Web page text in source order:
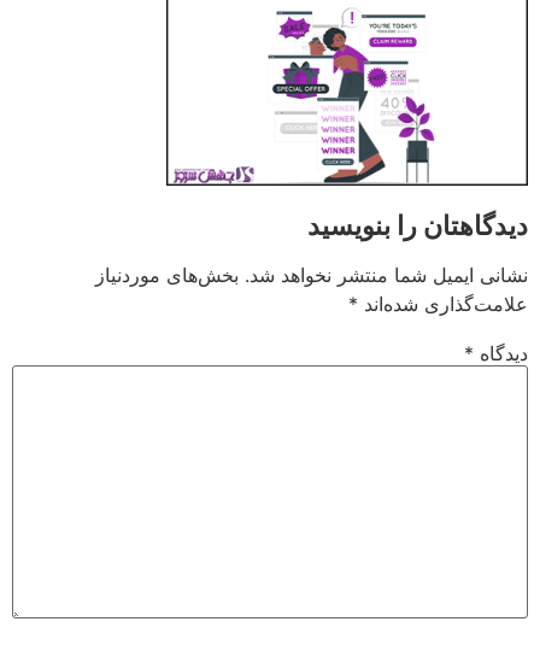
دیدگاهتان را بنویسید
نشانی ایمیل شما منتشر نخواهد شد. بخش‌های موردنیاز
علامت‌گذاری شده‌اند *
دیدگاه *